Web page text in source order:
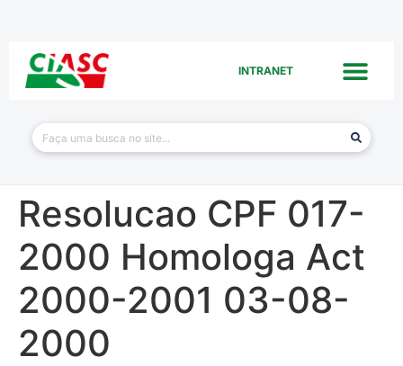
INTRANET
Resolucao CPF 017-
2000 Homologa Act
2000-2001 03-08-
2000